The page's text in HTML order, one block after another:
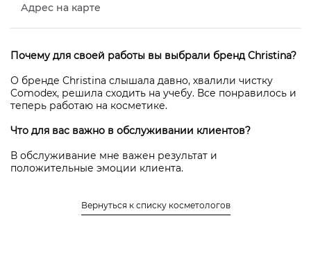
Адрес на карте
Почему для своей работы вы выбрали бренд Christina?
О бренде Christina слышала давно, хвалили чистку
Comodex, решила сходить на учебу. Все понравилось и
теперь работаю на косметике.
Что для вас важно в обслуживании клиентов?
В обслуживание мне важен результат и
положительные эмоции клиента.
Шишикина Юлия Александровна
Вернуться к списку косметологов